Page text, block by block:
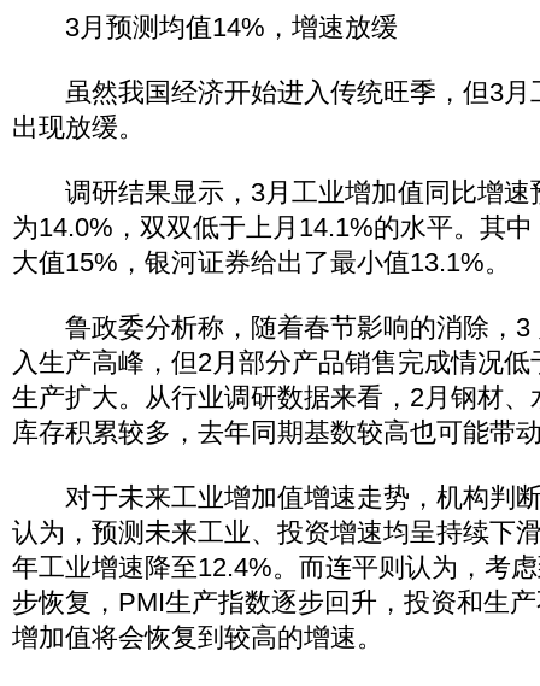
3月预测均值14%，增速放缓
虽然我国经济开始进入传统旺季，但3月
出现放缓。
调研结果显示，3月工业增加值同比增速
为14.0%，双双低于上月14.1%的水平。其
大值15%，银河证券给出了最小值13.1%。
鲁政委分析称，随着春节影响的消除，3
入生产高峰，但2月部分产品销售完成情况
生产扩大。从行业调研数据来看，2月钢材
库存积累较多，去年同期基数较高也可能带
对于未来工业增加值增速走势，机构判
认为，预测未来工业、投资增速均呈持续下
年工业增速降至12.4%。而连平则认为，考
步恢复，PMI生产指数逐步回升，投资和生
增加值将会恢复到较高的增速。